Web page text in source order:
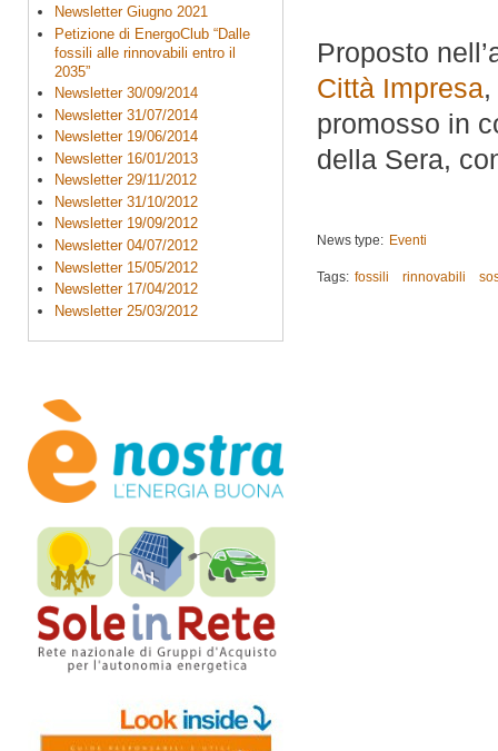
Newsletter Giugno 2021
Petizione di EnergoClub “Dalle
fossili alle rinnovabili entro il
2035”
Newsletter 30/09/2014
Newsletter 31/07/2014
Newsletter 19/06/2014
Newsletter 16/01/2013
Newsletter 29/11/2012
Newsletter 31/10/2012
Newsletter 19/09/2012
Newsletter 04/07/2012
Newsletter 15/05/2012
Newsletter 17/04/2012
Newsletter 25/03/2012
Proposto
Città Impresa
promosso in
della Sera,
News type: Eventi
Tags: fossili rinnovabili